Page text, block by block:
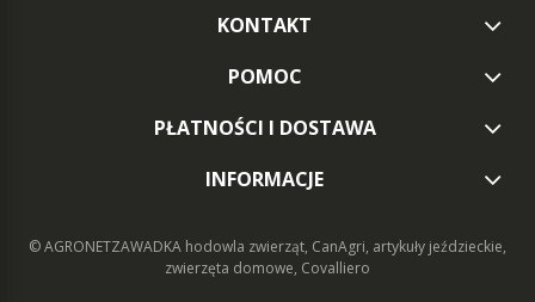
KONTAKT
POMOC
PŁATNOŚCI I DOSTAWA
INFORMACJE
© AGRONETZAWADKA hodowla zwierząt, CanAgri, artykuły jeździeckie,
zwierzęta domowe, Covalliero